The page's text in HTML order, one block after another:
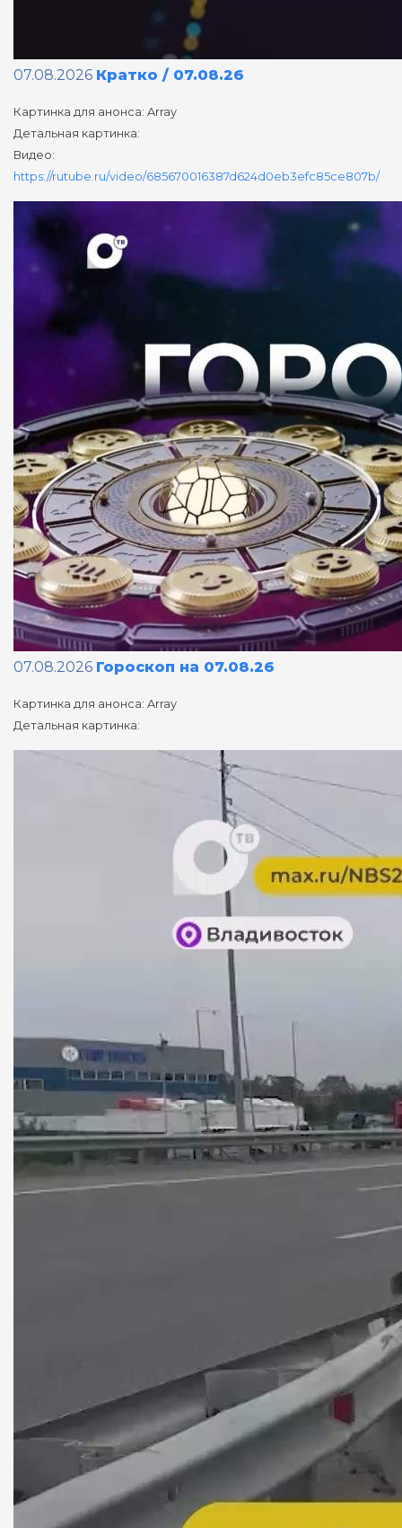
07.08.2026 Кратко / 07.08.26
Картинка для анонса: Array
Детальная картинка:
Видео:
https://rutube.ru/video/685670016387d624d0eb3efc85ce807b/
07.08.2026 Гороскоп на 07.08.26
Картинка для анонса: Array
Детальная картинка: